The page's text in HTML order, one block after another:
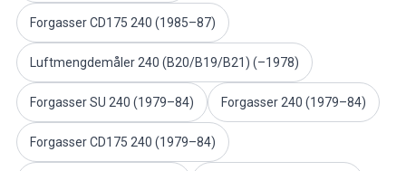
Amazon interiør
Amazon Varme/Friskluft
Amazon Kraftoverføring/Bakaksel
Øvrig Amazon
Amazon dekk/felg/navkapsler
Reservedeler til 1800
1800 Bremsesystem
1800 Drivstoff/Avgassystem
Forgasser CD175 240 (1985–87)
Luftmengdemåler 240 (B20/B19/B21) (–1978)
Forgasser SU 240 (1979–84) Forgasser 240 (1979–84)
Forgasser CD175 240 (1979–84)